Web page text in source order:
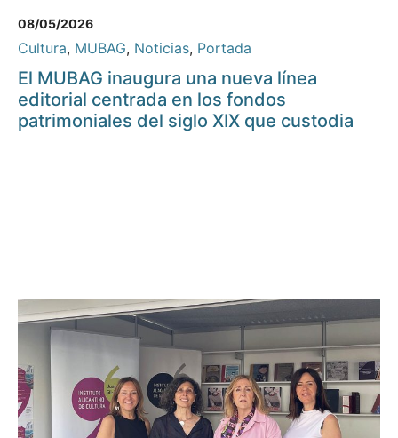
08/05/2026
Cultura, MUBAG, Noticias, Portada
El MUBAG inaugura una nueva línea
editorial centrada en los fondos
patrimoniales del siglo XIX que custodia